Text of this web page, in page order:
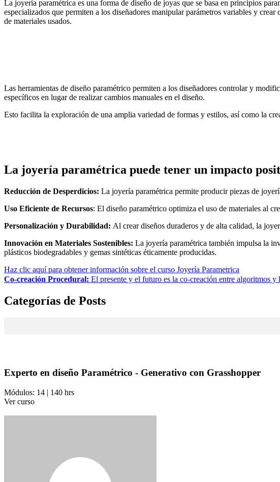
La joyería paramétrica es una forma de diseño de joyas que se basa en principios
especializados que permiten a los diseñadores manipular parámetros variables y
de materiales usados.
Las herramientas de diseño paramétrico permiten a los diseñadores controlar y
específicos en lugar de realizar cambios manuales en el diseño.
Esto facilita la exploración de una amplia variedad de formas y estilos, así como la
La joyería paramétrica puede tener un impacto
Reducción de Desperdicios: La joyería paramétrica permite producir piezas de
Uso Eficiente de Recursos: El diseño paramétrico optimiza el uso de materiales al
Personalización y Durabilidad: Al crear diseños duraderos y de alta calidad, la
Innovación en Materiales Sostenibles: La joyería paramétrica también impulsa la
plásticos biodegradables y gemas sintéticas éticamente producidas.
Haz clic aquí para obtener información sobre el curso Joyería Parametrica
Co-creación Procedural: El presente y el futuro es la co-creación entre algoritmos y
Categorías de Posts
Experto en diseño Paramétrico - Generativo con Grasshopper
Módulos: 14 | 140 hrs
Ver curso